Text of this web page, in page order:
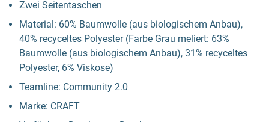
Zwei Seitentaschen
Material: 60% Baumwolle (aus biologischem Anbau),
40% recyceltes Polyester (Farbe Grau meliert: 63%
Baumwolle (aus biologischem Anbau), 31% recyceltes
Polyester, 6% Viskose)
Teamline: Community 2.0
Marke: CRAFT